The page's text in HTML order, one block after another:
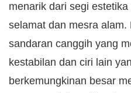
menarik dari segi
selamat dan mesra
sandaran canggih yang
kestabilan dan ciri lain
berkemungkinan besar